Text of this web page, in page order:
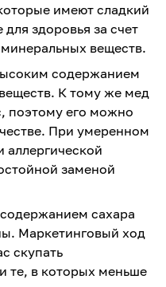
имеют сладкий
здоровья за счет
веществ.
содержанием
К тому же мед
поэтому его можно
При умеренном
аллергической
заменой
сахара
Маркетинговый ход
скупать
те, в которых меньше